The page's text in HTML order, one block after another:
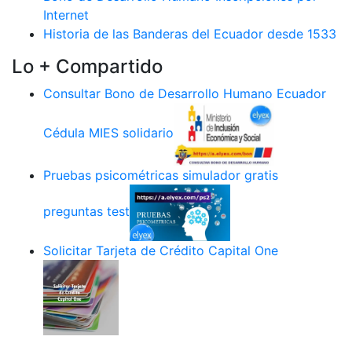
Internet
Historia de las Banderas del Ecuador desde 1533
Lo + Compartido
Consultar Bono de Desarrollo Humano Ecuador
Cédula MIES solidario
Pruebas psicométricas simulador gratis
preguntas test
Solicitar Tarjeta de Crédito Capital One